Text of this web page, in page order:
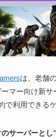
は、老舗
マー向け新
で利用できる
サーバーと